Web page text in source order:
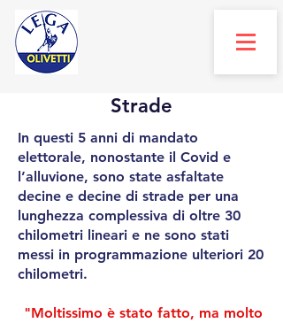
Strade
​In questi 5 anni di mandato
elettorale, nonostante il Covid e
l’alluvione, sono state asfaltate
decine e decine di strade per una
lunghezza complessiva di oltre 30
chilometri lineari e ne sono stati
messi in programmazione ulteriori 20
chilometri.
"Moltissimo è stato fatto, ma molto